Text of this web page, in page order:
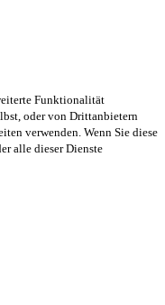
Funktionalität
oder von Drittanbietern
verwenden. Wenn Sie diese
alle dieser Dienste